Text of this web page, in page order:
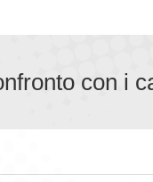
con i